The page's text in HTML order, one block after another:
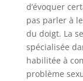
d’évoquer
pas parler à
du doigt. La
spécialisée
habilitée à
problème